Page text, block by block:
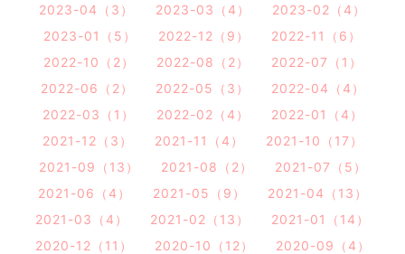
2023-04（3）
2023-03（4）
2023-02（4）
2023-01（5）
2022-12（9）
2022-11（6）
2022-10（2）
2022-08（2）
2022-07（1）
2022-06（2）
2022-05（3）
2022-04（4）
2022-03（1）
2022-02（4）
2022-01（4）
2021-12（3）
2021-11（4）
2021-10（17）
2021-09（13）
2021-08（2）
2021-07（5）
2021-06（4）
2021-05（9）
2021-04（13）
2021-03（4）
2021-02（13）
2021-01（14）
2020-12（11）
2020-10（12）
2020-09（4）